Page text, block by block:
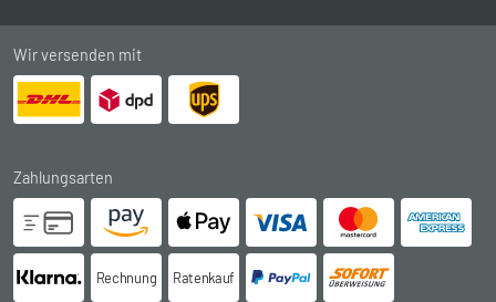
Wir versenden mit
Zahlungsarten
Rechnung Ratenkauf